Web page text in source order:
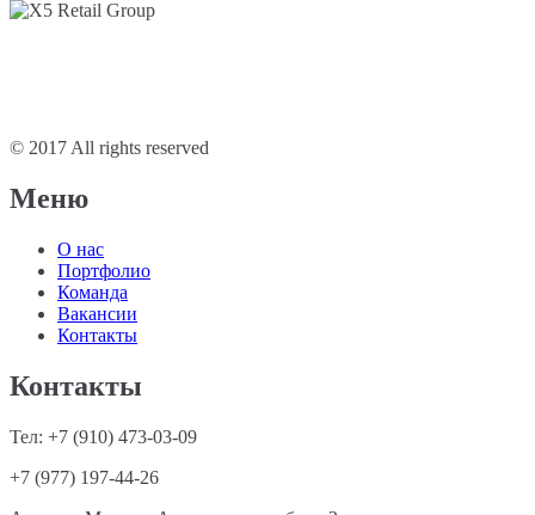
© 2017 All rights reserved
Меню
О нас
Портфолио
Команда
Вакансии
Контакты
Контакты
Тел: +7 (910) 473-03-09
+7 (977) 197-44-26